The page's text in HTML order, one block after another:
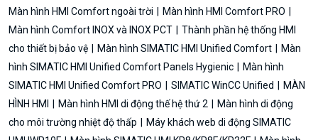
Màn hình HMI Comfort ngoài trời
Màn hình HMI Comfort PRO
Màn hình Comfort INOX và INOX PCT
Thành phần hệ thống HMI
cho thiết bị bảo vệ
Màn hình SIMATIC HMI Unified Comfort
Màn
hình SIMATIC HMI Unified Comfort Panels Hygienic
Màn hình
SIMATIC HMI Unified Comfort PRO
SIMATIC WinCC Unified
MÀN
HÌNH HMI
Màn hình HMI di động thế hệ thứ 2
Màn hình di động
cho môi trường nhiệt độ thấp
Máy khách web di động SIMATIC